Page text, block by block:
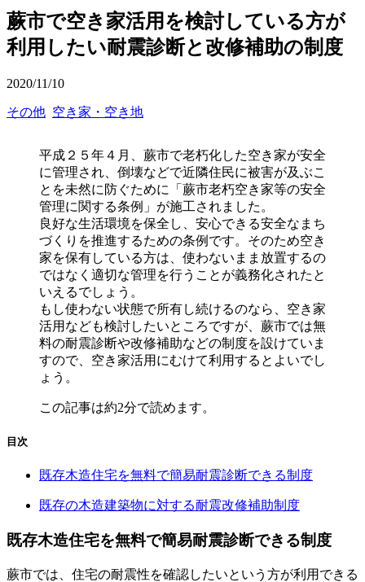
蕨市で空き家活用を検討している方が
利用したい耐震診断と改修補助の制度
2020/11/10
その他 空き家・空き地
平成２５年４月、蕨市で老朽化した空き家が安全
に管理され、倒壊などで近隣住民に被害が及ぶこ
とを未然に防ぐために「蕨市老朽空き家等の安全
管理に関する条例」が施工されました。
良好な生活環境を保全し、安心できる安全なまち
づくりを推進するための条例です。そのため空き
家を保有している方は、使わないまま放置するの
ではなく適切な管理を行うことが義務化されたと
いえるでしょう。
もし使わない状態で所有し続けるのなら、空き家
活用なども検討したいところですが、蕨市では無
料の耐震診断や改修補助などの制度を設けていま
すので、空き家活用にむけて利用するとよいでし
ょう。
この記事は約2分で読めます。
目次
既存木造住宅を無料で簡易耐震診断できる制度
既存の木造建築物に対する耐震改修補助制度
既存木造住宅を無料で簡易耐震診断できる制度
蕨市では、住宅の耐震性を確認したいという方が利用できる